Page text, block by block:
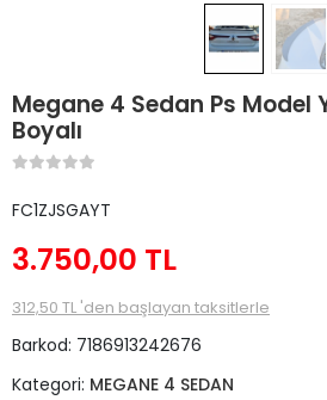
Megane 4 Sedan Ps Model
Boyalı
FC1ZJSGAYT
3.750,00 TL
312,50 TL 'den başlayan taksitlerle
Barkod: 7186913242676
Kategori: MEGANE 4 SEDAN